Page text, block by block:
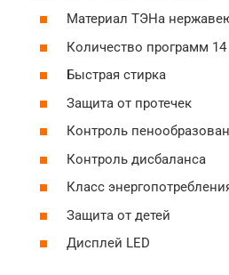
Материал ТЭНа
Количество программ 14
Быстрая стирка
Защита от протечек
Контроль
Контроль дисбаланса
Класс
Защита от детей
Дисплей LED